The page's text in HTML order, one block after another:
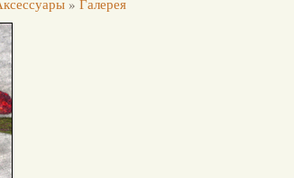
» Галерея